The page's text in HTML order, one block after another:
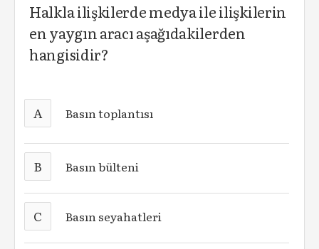
Halkla ilişkilerde medya ile ilişkilerin
en yaygın aracı aşağıdakilerden
hangisidir?
A Basın toplantısı
B Basın bülteni
C Basın seyahatleri